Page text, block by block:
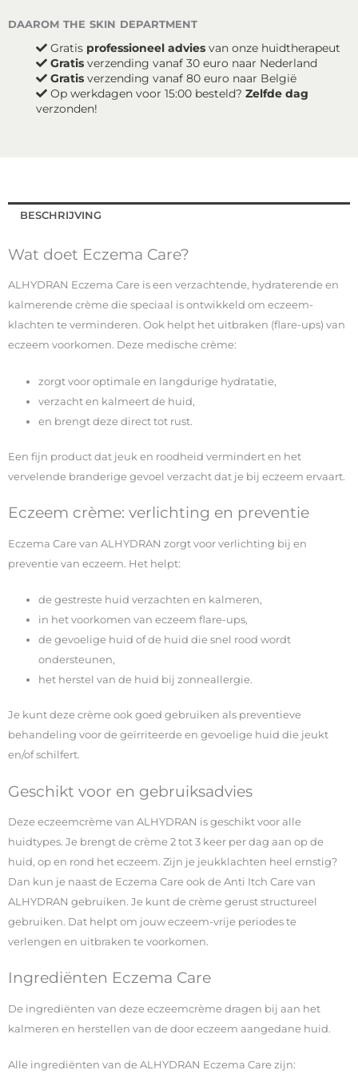
daarom the skin department
Gratis professioneel advies van onze huidtherapeut
Gratis verzending vanaf 30 euro naar Nederland
Gratis verzending vanaf 80 euro naar België
Op werkdagen voor 15:00 besteld? Zelfde dag
verzonden!
BESCHRIJVING
Wat doet Eczema Care?
ALHYDRAN Eczema Care is een verzachtende, hydraterende en
kalmerende crème die speciaal is ontwikkeld om eczeem-
klachten te verminderen. Ook helpt het uitbraken (flare-ups) van
eczeem voorkomen. Deze medische crème:
zorgt voor optimale en langdurige hydratatie,
verzacht en kalmeert de huid,
en brengt deze direct tot rust.
Een fijn product dat jeuk en roodheid vermindert en het
vervelende branderige gevoel verzacht dat je bij eczeem ervaart.
Eczeem crème: verlichting en preventie
Eczema Care van ALHYDRAN zorgt voor verlichting bij en
preventie van eczeem. Het helpt:
de gestreste huid verzachten en kalmeren,
in het voorkomen van eczeem flare-ups,
de gevoelige huid of de huid die snel rood wordt
ondersteunen,
het herstel van de huid bij zonneallergie.
Je kunt deze crème ook goed gebruiken als preventieve
behandeling voor de geïrriteerde en gevoelige huid die jeukt
en/of schilfert.
Geschikt voor en gebruiksadvies
Deze eczeemcrème van ALHYDRAN is geschikt voor alle
huidtypes. Je brengt de crème 2 tot 3 keer per dag aan op de
huid, op en rond het eczeem. Zijn je jeukklachten heel ernstig?
Dan kun je naast de Eczema Care ook de Anti Itch Care van
ALHYDRAN gebruiken. Je kunt de crème gerust structureel
gebruiken. Dat helpt om jouw eczeem-vrije periodes te
verlengen en uitbraken te voorkomen.
Ingrediënten Eczema Care
De ingrediënten van deze eczeemcrème dragen bij aan het
kalmeren en herstellen van de door eczeem aangedane huid.
Alle ingrediënten van de ALHYDRAN Eczema Care zijn: